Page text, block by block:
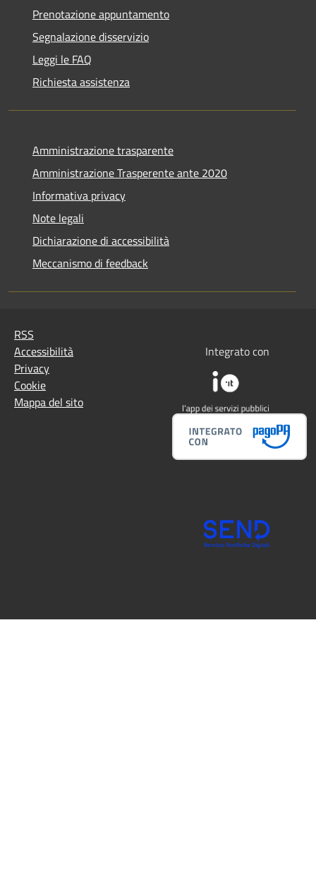
Prenotazione appuntamento
Segnalazione disservizio
Leggi le FAQ
Richiesta assistenza
Amministrazione trasparente
Amministrazione Trasperente ante 2020
Informativa privacy
Note legali
Dichiarazione di accessibilità
Meccanismo di feedback
RSS
Accessibilità
Privacy
Cookie
Mappa del sito
Integrato con